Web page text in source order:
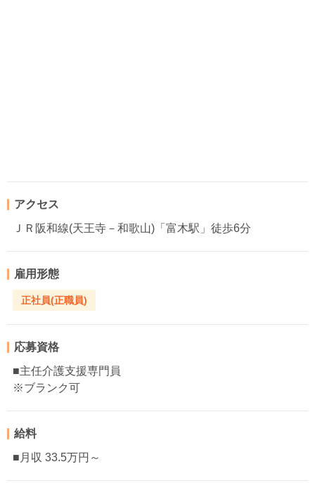
アクセス
ＪＲ阪和線(天王寺－和歌山)「富木駅」徒歩6分
雇用形態
正社員(正職員)
応募資格
■主任介護支援専門員
※ブランク可
給料
■月収 33.5万円～